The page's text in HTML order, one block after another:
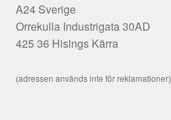
A24 Sverige
Orrekulla Industrigata 30AD
425 36 Hisings Kärra
(adressen används inte för reklamationer)